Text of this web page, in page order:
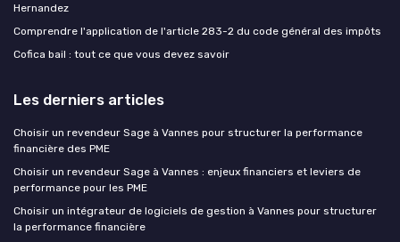
Hernandez
Comprendre l'application de l'article 283-2 du code général des impôts
Cofica bail : tout ce que vous devez savoir
Les derniers articles
Choisir un revendeur Sage à Vannes pour structurer la performance
financière des PME
Choisir un revendeur Sage à Vannes : enjeux financiers et leviers de
performance pour les PME
Choisir un intégrateur de logiciels de gestion à Vannes pour structurer
la performance financière